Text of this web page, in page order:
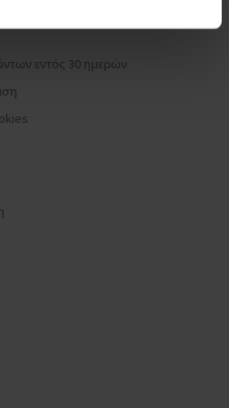
εντός 30 ημερών